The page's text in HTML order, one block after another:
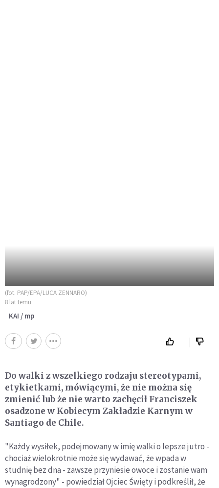
(fot. PAP/EPA/LUCA ZENNARO)
8 lat temu
KAI / mp
Do walki z wszelkiego rodzaju stereotypami,
etykietkami, mówiącymi, że nie można się
zmienić lub że nie warto zachęcił Franciszek
osadzone w Kobiecym Zakładzie Karnym w
Santiago de Chile.
"Każdy wysiłek, podejmowany w imię walki o lepsze jutro -
chociaż wielokrotnie może się wydawać, że wpada w
studnię bez dna - zawsze przyniesie owoce i zostanie wam
wynagrodzony" - powiedział Ojciec Święty i podkreślił, że